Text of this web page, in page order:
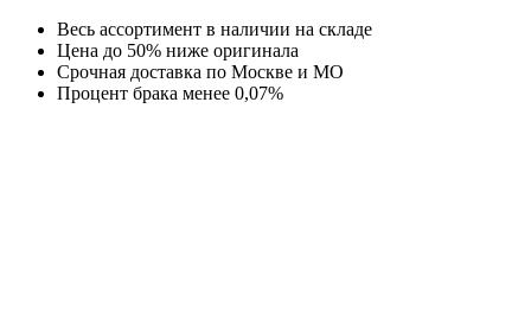
Перейти
содержимому
Весь ассортимент в наличии на складе
Цена до 50% ниже оригинала
Срочная доставка по Москве и МО
Процент брака менее 0,07%